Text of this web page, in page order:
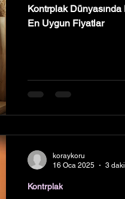
Kontrplak
En Uygun Fiyatlar
Kontrplak
koraykoru
16 Oca 2025
3